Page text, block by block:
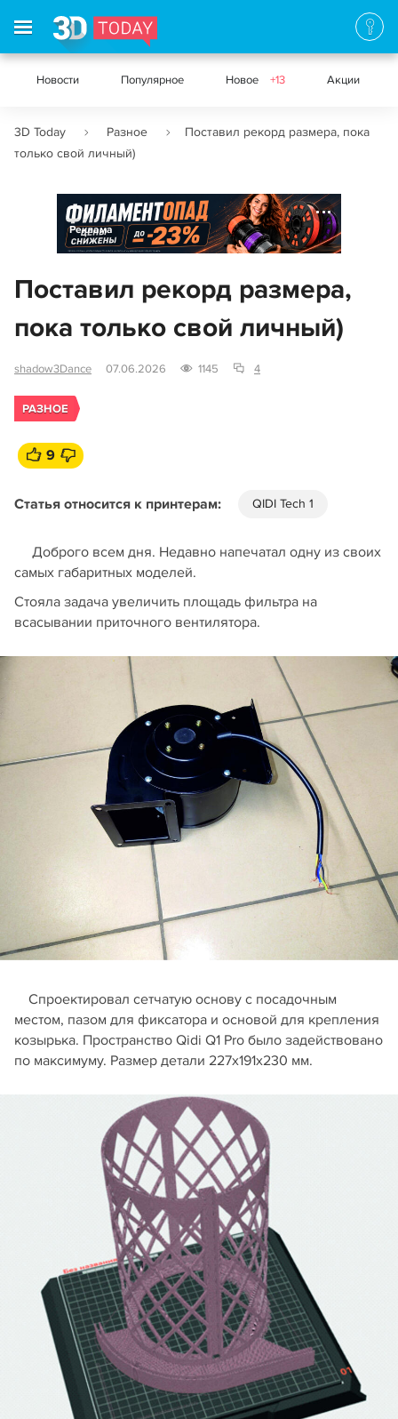
Новости Популярное Новое +13 Акции
3D Today Разное
Поставил рекорд размера, пока
только свой личный)
Реклама
Поставил рекорд размера,
пока только свой личный)
shadow3Dance 07.06.2026 1145 4
РАЗНОЕ
9
Статья относится к принтерам: QIDI Tech 1
Доброго всем дня. Недавно напечатал одну из своих
самых габаритных моделей.
Стояла задача увеличить площадь фильтра на
всасывании приточного вентилятора.
Спроектировал сетчатую основу с посадочным
местом, пазом для фиксатора и основой для крепления
козырька. Пространство Qidi Q1 Pro было задействовано
по максимуму. Размер детали 227х191х230 мм.